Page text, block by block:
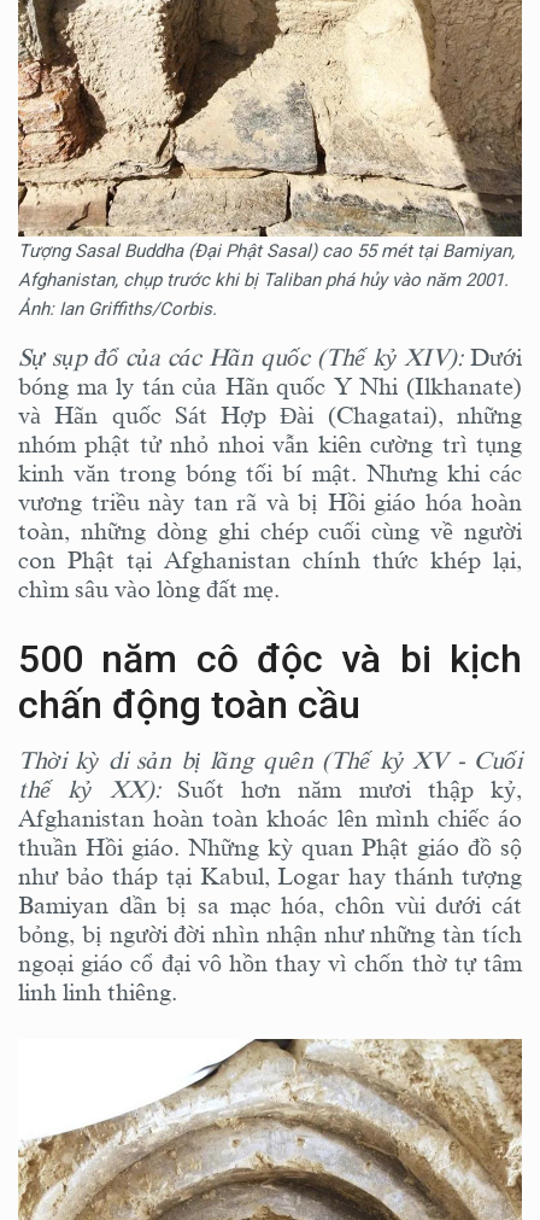
Tượng Sasal Buddha (Đại Phật Sasal) cao 55 mét tại Bamiyan,
Afghanistan, chụp trước khi bị Taliban phá hủy vào năm 2001.
Ảnh: Ian Griffiths/Corbis.
Sự sụp đổ của các Hãn quốc (Thế kỷ XIV):Dưới
bóng ma ly tán của Hãn quốc Y Nhi (Ilkhanate)
và Hãn quốc Sát Hợp Đài (Chagatai), những
nhóm phật tử nhỏ nhoi vẫn kiên cường trì tụng
kinh văn trong bóng tối bí mật. Nhưng khi các
vương triều này tan rã và bị Hồi giáo hóa hoàn
toàn, những dòng ghi chép cuối cùng về người
con Phật tại Afghanistan chính thức khép lại,
chìm sâu vào lòng đất mẹ.
500 năm cô độc và bi kịch
chấn động toàn cầu
Thời kỳ di sản bị lãng quên (Thế kỷ XV - Cuối
thế kỷ XX):Suốt hơn năm mươi thập kỷ,
Afghanistan hoàn toàn khoác lên mình chiếc áo
thuần Hồi giáo. Những kỳ quan Phật giáo đồ sộ
như bảo tháp tại Kabul, Logar hay thánh tượng
Bamiyan dần bị sa mạc hóa, chôn vùi dưới cát
bỏng, bị người đời nhìn nhận như những tàn tích
ngoại giáo cổ đại vô hồn thay vì chốn thờ tự tâm
linh linh thiêng.